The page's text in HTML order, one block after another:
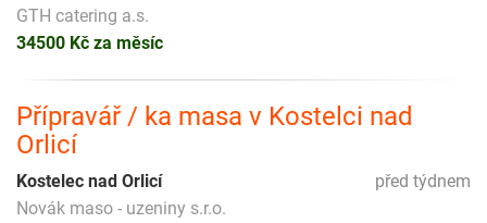
GTH catering a.s.
34500 Kč za měsíc
Přípravář / ka masa v Kostelci nad
Orlicí
před týdnem
Kostelec nad Orlicí
Novák maso - uzeniny s.r.o.